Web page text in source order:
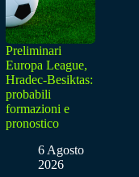
Preliminari
Europa League,
Hradec-Besiktas:
probabili
formazioni e
pronostico
6 Agosto
2026